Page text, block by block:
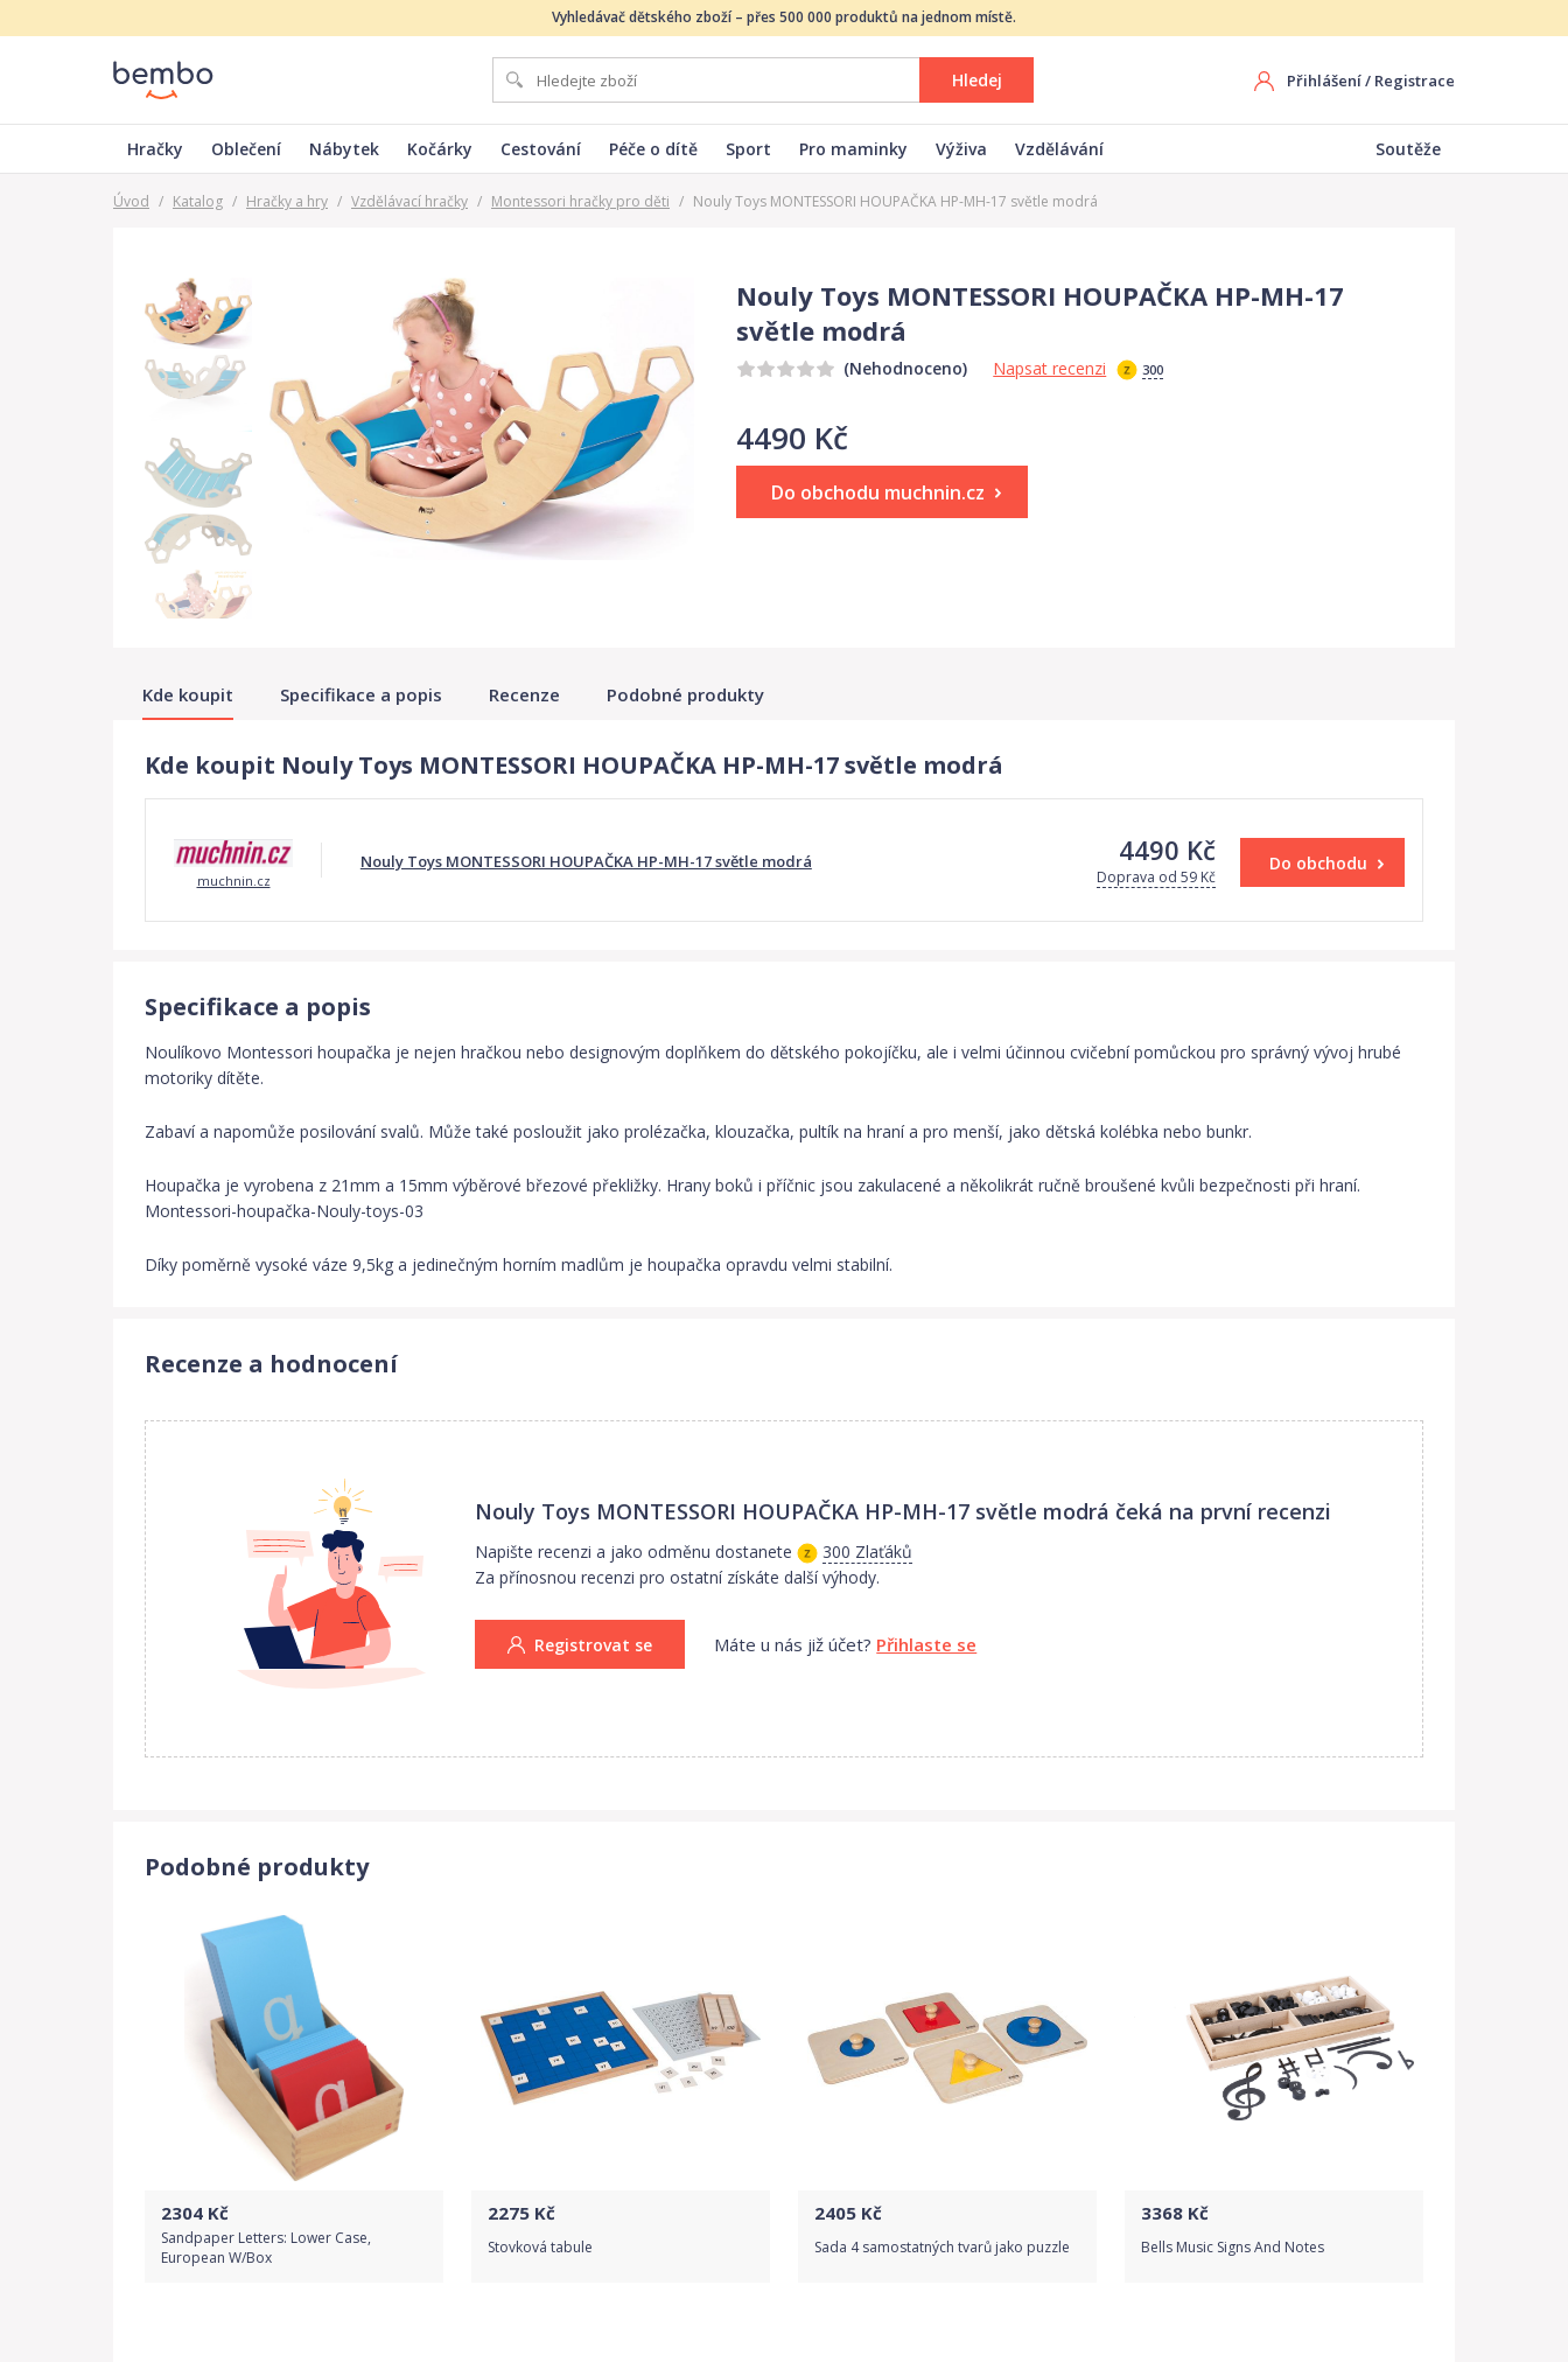
Vyhledávač dětského zboží – přes 500 000 produktů na jednom místě.
Hledej Přihlášení/ Registrace
Hračky Oblečení Nábytek Kočárky Cestování Péče o dítě Sport Pro maminky Výživa Vzdělávání Soutěže
Úvod / Katalog / Hračky a hry / Vzdělávací hračky / Montessori hračky pro děti / Nouly Toys MONTESSORI HOUPAČKA HP-MH-17 světle modrá
Nouly Toys MONTESSORI HOUPAČKA HP-MH-17
světle modrá
(Nehodnoceno) Napsat recenzi 300
4490 Kč
Do obchodu muchnin.cz
Kde koupit Specifikace a popis Recenze Podobné produkty
Kde koupit Nouly Toys MONTESSORI HOUPAČKA HP-MH-17 světle modrá
muchnin.cz
Nouly Toys MONTESSORI HOUPAČKA HP-MH-17 světle modrá 4490 Kč
Doprava od 59 Kč
Do obchodu
Specifikace a popis
Noulíkovo Montessori houpačka je nejen hračkou nebo designovým doplňkem do dětského pokojíčku, ale i velmi účinnou cvičební pomůckou pro správný vývoj hrubé
motoriky dítěte.
Zabaví a napomůže posilování svalů. Může také posloužit jako prolézačka, klouzačka, pultík na hraní a pro menší, jako dětská kolébka nebo bunkr.
Houpačka je vyrobena z 21mm a 15mm výběrové březové překližky. Hrany boků i příčnic jsou zakulacené a několikrát ručně broušené kvůli bezpečnosti při hraní.
Montessori-houpačka-Nouly-toys-03
Díky poměrně vysoké váze 9,5kg a jedinečným horním madlům je houpačka opravdu velmi stabilní.
Recenze a hodnocení
Nouly Toys MONTESSORI HOUPAČKA HP-MH-17 světle modrá čeká na první recenzi
Napište recenzi a jako odměnu dostanete
300 Zlaťáků
Za přínosnou recenzi pro ostatní získáte další výhody.
Registrovat se Máte u nás již účet? Přihlaste se
Podobné produkty
2304 Kč
Sandpaper Letters: Lower Case,
European W/Box
2275 Kč
Stovková tabule
2405 Kč
Sada 4 samostatných tvarů jako puzzle
3368 Kč
Bells Music Signs And Notes